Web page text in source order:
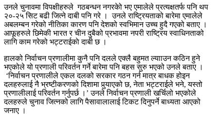
उनले चुनावमा विपक्षीहरुले गठबन्धन नगरकेो भए एमालेले प्रत्यक्षतर्फ पनि थप
२०-२५ सिट बढी जित्ने दाबी पनि गरे । उनले राष्ट्रियताको बारेमा एमालेले
अबलम्बन गरेको नीतिका कारण पनि देशको स्वभिमान उच्च हुदै गएको बताए ।
आफूहरुले छिमेकी भारत र चीन दुबैको प्रभावमा नपरी राष्ट्रिय स्वाधिनताको
लागि काम गरेको भट्टराईकाे दाबी छ ।
हालको निर्वाचन प्रणालीमा कुनै पनि दलले एक्लै बहुमत ल्यााउन कठिन हुने
भएकोले यो प्रणाली परिवर्तन गर्ने बारेमा पनि बहस सुरु भएको उनले बताए ।
‘निर्वाचन प्रणालीले एकल दलको सरकार गठन गर्न मात्र बाधक होइन
दलहरुलाई नै भ्रष्टीकरणको दिशामा पुर्‍याएको छ, नेता भट्टराईले भने, यस्तो
प्रणालीलाई परिवर्तन गर्नुपर्छ ।’ उनले निर्वाचन प्रणाली खर्चिलो भएकोले
दलहरुले चुनाव जित्नको लागि पैसावालालाई टिकट दिनुपर्ने बाध्यता आएको
जनाए ।